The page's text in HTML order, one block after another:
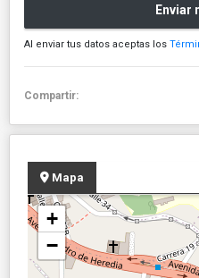
Enviar
Al enviar tus datos aceptas los
Compartir:
Mapa
+
−